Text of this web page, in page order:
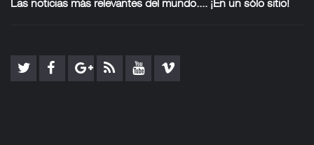
Las noticias más relevantes del mundo.... ¡En un sólo sitio!